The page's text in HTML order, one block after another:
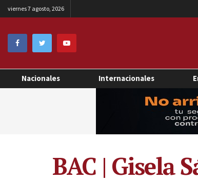
viernes 7 agosto, 2026
Nacionales Internacionales
BAC | Gisela